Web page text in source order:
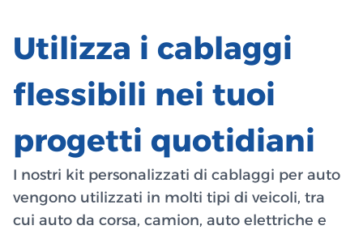
Utilizza i cablaggi
flessibili nei tuoi
progetti quotidiani
I nostri kit personalizzati di cablaggi per auto
vengono utilizzati in molti tipi di veicoli, tra
cui auto da corsa, camion, auto elettriche e